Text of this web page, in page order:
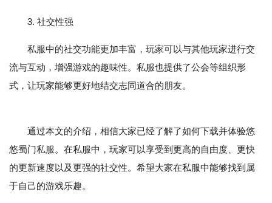
3. 社交性强
私服中的社交功能更加丰富，玩家可以与其他玩家进行交
流与互动，增强游戏的趣味性。私服也提供了公会等组织形
式，让玩家能够更好地结交志同道合的朋友。
通过本文的介绍，相信大家已经了解了如何下载并体验悠
悠蜀门私服。在私服中，玩家可以享受到更高的自由度、更快
的更新速度以及更强的社交性。希望大家在私服中能够找到属
于自己的游戏乐趣。